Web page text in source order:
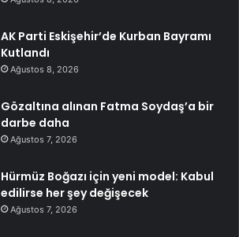
AK Parti Eskişehir’de Kurban Bayramı
Kutlandı
Ağustos 8, 2026
Gözaltına alınan Fatma Soydaş’a bir
darbe daha
Ağustos 7, 2026
Hürmüz Boğazı için yeni model: Kabul
edilirse her şey değişecek
Ağustos 7, 2026